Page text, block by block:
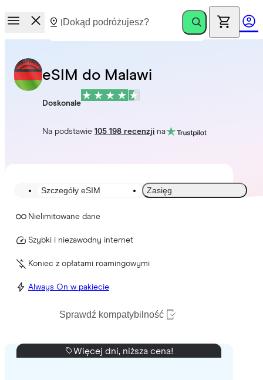
eSIM do Malawi
Doskonale
Na podstawie105 198 recenzji na
Szczegóły eSIM Zasięg
Nielimitowane dane
Szybki i niezawodny internet
Koniec z opłatami roamingowymi
Always On w pakiecie
Sprawdź kompatybilność
Więcej dni, niższa cena!